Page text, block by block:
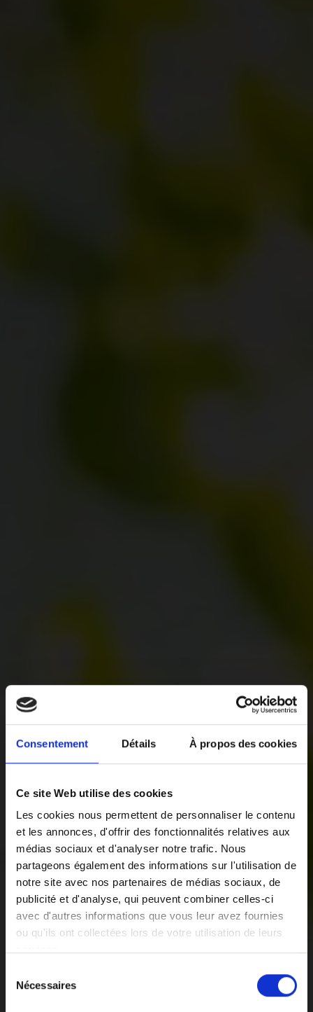
Consentement Détails À propos des cookies
Ce site Web utilise des cookies
Les cookies nous permettent de personnaliser le contenu
et les annonces, d'offrir des fonctionnalités relatives aux
médias sociaux et d'analyser notre trafic. Nous
partageons également des informations sur l'utilisation de
notre site avec nos partenaires de médias sociaux, de
publicité et d'analyse, qui peuvent combiner celles-ci
avec d'autres informations que vous leur avez fournies
ou qu'ils ont collectées lors de votre utilisation de leurs
Vous pouvez librement donner, refuser ou retirer votre
consentement en sélectionnant les finalités ci-dessous.
Nécessaires